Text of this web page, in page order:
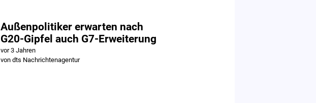
Außenpolitiker erwarten nach
G20-Gipfel auch G7-Erweiterung
vor 3 Jahren
von dts Nachrichtenagentur